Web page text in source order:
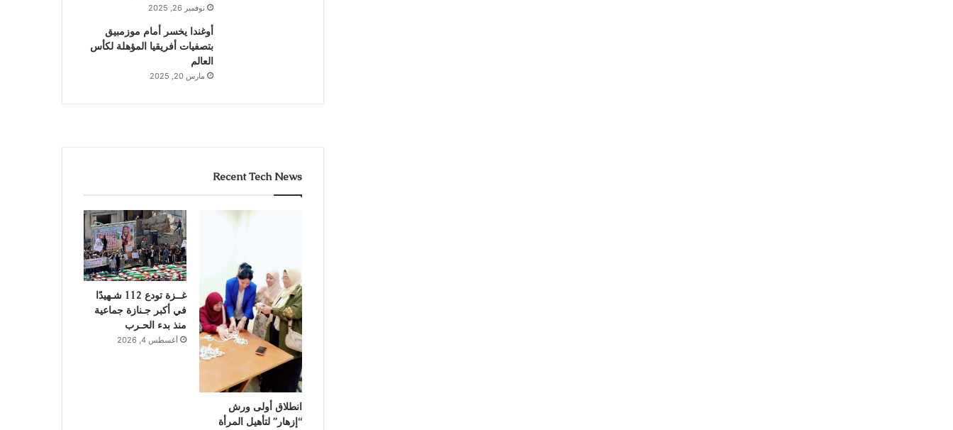
نوفمبر 26, 2025
أوغندا يخسر أمام موزمبيق
بتصفيات أفريقيا المؤهلة لكأس
العالم
مارس 20, 2025
Recent Tech News
انطلاق أولى ورش
“إزهار” لتأهيل المرأة
غــزة تودع 112 شـهيدًا
في أكبر جـنازة جماعية
منذ بدء الحـرب
أغسطس 4, 2026